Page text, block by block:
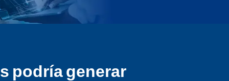
podría generar